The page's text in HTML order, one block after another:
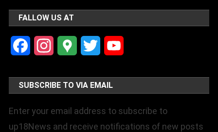
FALLOW US AT
FacebookInstagramGoogle Twitter
SUBSCRIBE TO VIA EMAIL
Enter your email address to subscribe to
up18News and receive notifications of new posts